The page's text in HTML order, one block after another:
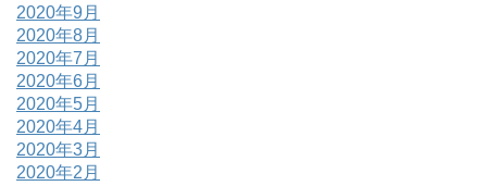
2020年9月
2020年8月
2020年7月
2020年6月
2020年5月
2020年4月
2020年3月
2020年2月